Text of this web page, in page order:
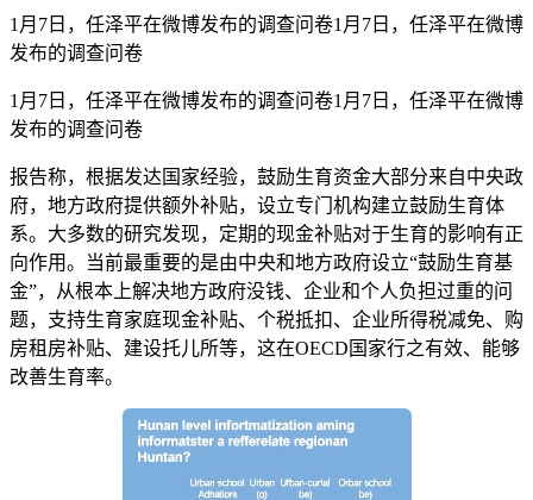
1月7日，任泽平在微博发布的调查问卷1月7日，任泽平在微博
发布的调查问卷
1月7日，任泽平在微博发布的调查问卷1月7日，任泽平在微博
发布的调查问卷
报告称，根据发达国家经验，鼓励生育资金大部分来自中央政
府，地方政府提供额外补贴，设立专门机构建立鼓励生育体
系。大多数的研究发现，定期的现金补贴对于生育的影响有正
向作用。当前最重要的是由中央和地方政府设立“鼓励生育基
金”，从根本上解决地方政府没钱、企业和个人负担过重的问
题，支持生育家庭现金补贴、个税抵扣、企业所得税减免、购
房租房补贴、建设托儿所等，这在OECD国家行之有效、能够
改善生育率。